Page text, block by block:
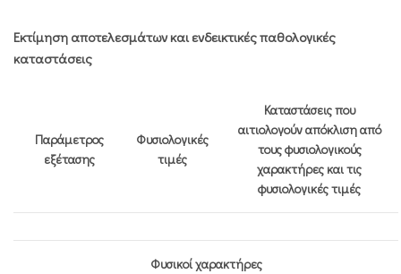
Εκτίμηση αποτελεσμάτων και ενδεικτικές παθολογικές
καταστάσεις
Παράμετρος
εξέτασης
Φυσιολογικές
τιμές
Καταστάσεις που
αιτιολογούν απόκλιση από
τους φυσιολογικούς
χαρακτήρες και τις
φυσιολογικές τιμές
Φυσικοί χαρακτήρες